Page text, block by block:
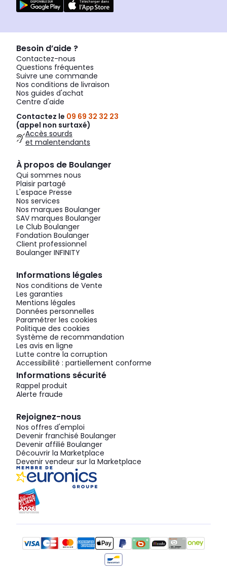
Besoin d’aide ?
Contactez-nous
Questions fréquentes
Suivre une commande
Nos conditions de livraison
Nos guides d'achat
Centre d'aide
Contactez le 09 69 32 32 23
(appel non surtaxé)
Accès sourds
et malentendants
À propos de Boulanger
Qui sommes nous
Plaisir partagé
L'espace Presse
Nos services
Nos marques Boulanger
SAV marques Boulanger
Le Club Boulanger
Fondation Boulanger
Client professionnel
Boulanger INFINITY
Informations légales
Nos conditions de Vente
Les garanties
Mentions légales
Données personnelles
Paramétrer les cookies
Politique des cookies
Système de recommandation
Les avis en ligne
Lutte contre la corruption
Accessibilité : partiellement conforme
Informations sécurité
Rappel produit
Alerte fraude
Rejoignez-nous
Nos offres d'emploi
Devenir franchisé Boulanger
Devenir affilié Boulanger
Découvrir la Marketplace
Devenir vendeur sur la Marketplace